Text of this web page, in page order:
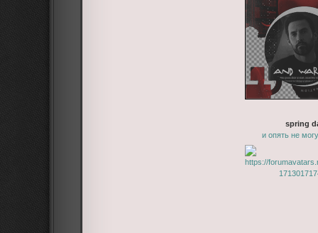
spring
и опять не